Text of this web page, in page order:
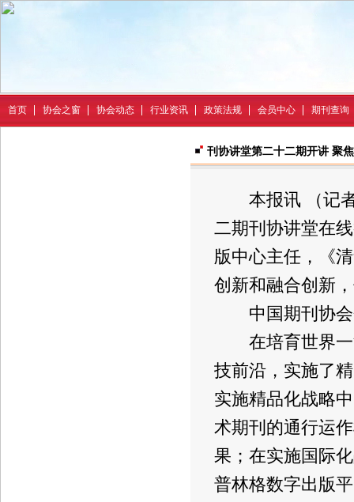
首页 协会之窗 协会动态 行业资讯 政策法规 会员中心 期刊查询
刊协讲堂第二十二期开讲 聚
本报讯 （记者
二期刊协讲堂在
版中心主任，《
创新和融合创新
中国期刊协会
在培育世界一
技前沿，实施了
实施精品化战略
术期刊的通行运
果；在实施国际
普林格数字出版